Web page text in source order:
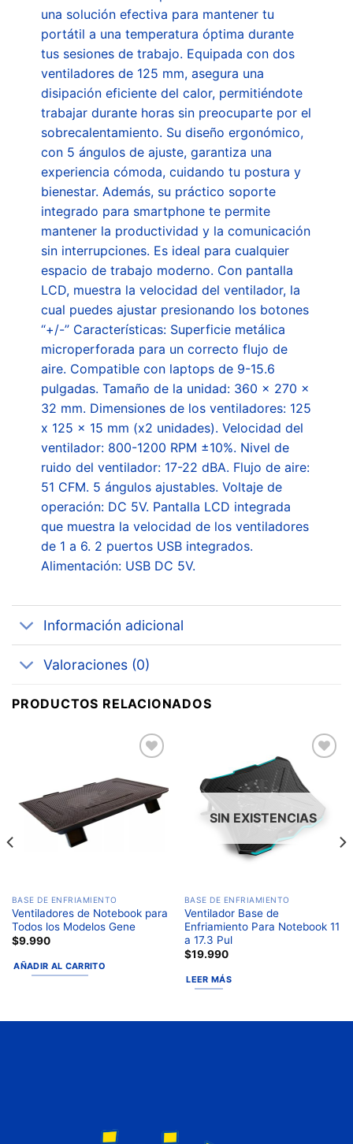
una solución efectiva para mantener tu
portátil a una temperatura óptima durante
tus sesiones de trabajo. Equipada con dos
ventiladores de 125 mm, asegura una
disipación eficiente del calor, permitiéndote
trabajar durante horas sin preocuparte por el
sobrecalentamiento. Su diseño ergonómico,
con 5 ángulos de ajuste, garantiza una
experiencia cómoda, cuidando tu postura y
bienestar. Además, su práctico soporte
integrado para smartphone te permite
mantener la productividad y la comunicación
sin interrupciones. Es ideal para cualquier
espacio de trabajo moderno. Con pantalla
LCD, muestra la velocidad del ventilador, la
cual puedes ajustar presionando los botones
“+/-” Características: Superficie metálica
microperforada para un correcto flujo de
aire. Compatible con laptops de 9-15.6
pulgadas. Tamaño de la unidad: 360 x 270 x
32 mm. Dimensiones de los ventiladores: 125
x 125 x 15 mm (x2 unidades). Velocidad del
ventilador: 800-1200 RPM ±10%. Nivel de
ruido del ventilador: 17-22 dBA. Flujo de aire:
51 CFM. 5 ángulos ajustables. Voltaje de
operación: DC 5V. Pantalla LCD integrada
que muestra la velocidad de los ventiladores
de 1 a 6. 2 puertos USB integrados.
Alimentación: USB DC 5V.
Información adicional
Valoraciones (0)
PRODUCTOS RELACIONADOS
a la
lista de
deseos
BASE DE ENFRIAMIENTO
Ventiladores de Notebook para
Todos los Modelos Gene
$9.990
AÑADIR AL CARRITO
lista de
deseos
SIN EXISTENCIAS
BASE DE ENFRIAMIENTO
Ventilador Base de
Enfriamiento Para Notebook 11
a 17.3 Pul
$19.990
LEER MÁS